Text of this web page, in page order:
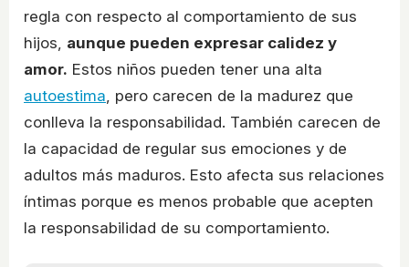
regla con respecto al comportamiento de sus
hijos, aunque pueden expresar calidez y
amor. Estos niños pueden tener una alta
autoestima , pero carecen de la madurez que
conlleva la responsabilidad. También carecen de
la capacidad de regular sus emociones y de
adultos más maduros. Esto afecta sus relaciones
íntimas porque es menos probable que acepten
la responsabilidad de su comportamiento.